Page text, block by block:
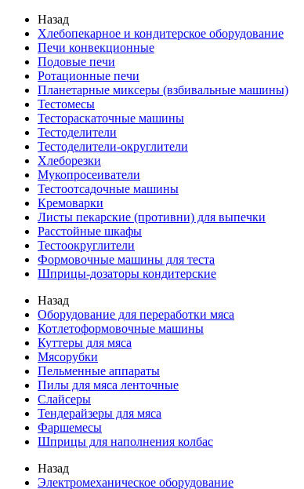
Назад
Хлебопекарное и кондитерское оборудование
Печи конвекционные
Подовые печи
Ротационные печи
Планетарные миксеры (взбивальные машины)
Тестомесы
Тестораскаточные машины
Тестоделители
Тестоделители-округлители
Хлеборезки
Мукопросеиватели
Тестоотсадочные машины
Кремоварки
Листы пекарские (противни) для выпечки
Расстойные шкафы
Тестоокруглители
Формовочные машины для теста
Шприцы-дозаторы кондитерские
Назад
Оборудование для переработки мяса
Котлетоформовочные машины
Куттеры для мяса
Мясорубки
Пельменные аппараты
Пилы для мяса ленточные
Слайсеры
Тендерайзеры для мяса
Фаршемесы
Шприцы для наполнения колбас
Назад
Электромеханическое оборудование